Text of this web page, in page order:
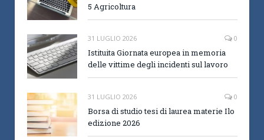
5 Agricoltura
31 LUGLIO 2026 0
Istituita Giornata europea in memoria
delle vittime degli incidenti sul lavoro
31 LUGLIO 2026 0
Borsa di studio tesi di laurea materie Ilo
edizione 2026